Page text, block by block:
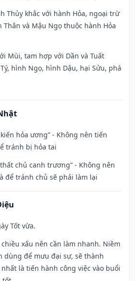
Thủy khắc với hành Hỏa, ngoại trừ
Thân và Mậu Ngọ thuộc hành Hỏa
Mùi, tam hợp với Dần và Tuất
hình Ngọ, hình Dậu, hại Sửu, phá
hỏa ương” - Không nên tiến
tránh bị hỏa tai
chủ canh trương” - Không nên
để tránh chủ sẽ phải làm lại
Tốt vừa.
xấu nên cần làm nhanh. Niềm
dùng để mưu đại sự, sẽ thành
là tiến hành công việc vào buổi